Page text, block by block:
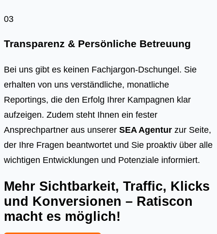
03
Transparenz & Persönliche Betreuung
Bei uns gibt es keinen Fachjargon-Dschungel. Sie
erhalten von uns verständliche, monatliche
Reportings, die den Erfolg Ihrer Kampagnen klar
aufzeigen. Zudem steht Ihnen ein fester
Ansprechpartner aus unserer SEA Agentur zur Seite,
der Ihre Fragen beantwortet und Sie proaktiv über alle
wichtigen Entwicklungen und Potenziale informiert.
Mehr Sichtbarkeit, Traffic, Klicks
und Konversionen – Ratiscon
macht es möglich!